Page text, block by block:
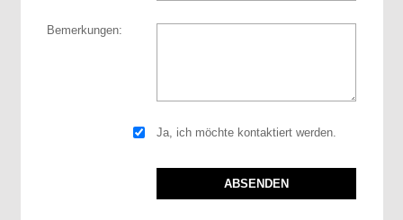
Bemerkungen:
Ja, ich möchte kontaktiert werden.